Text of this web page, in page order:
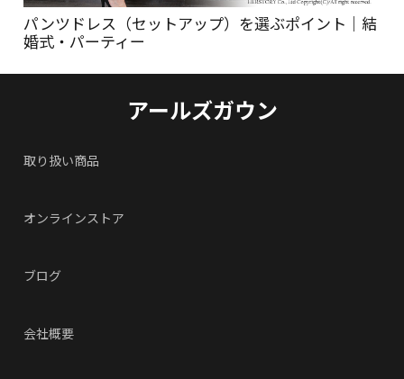
パンツドレス（セットアップ）を選ぶポイント｜結
婚式・パーティー
アールズガウン
取り扱い商品
オンラインストア
ブログ
会社概要